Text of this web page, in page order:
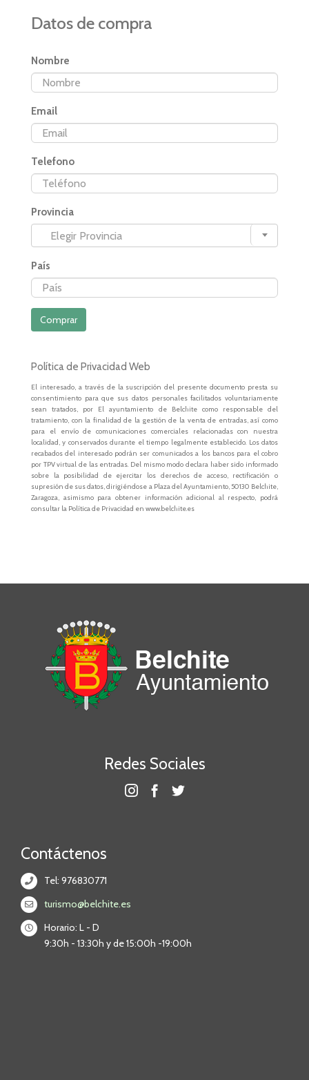
Datos de compra
Nombre
Email
Telefono
Provincia
Elegir Provincia
País
Comprar
Política de Privacidad Web
El interesado, a través de la suscripción del presente documento presta su
consentimiento para que sus datos personales facilitados voluntariamente
sean tratados, por El ayuntamiento de Belchite como responsable del
tratamiento, con la finalidad de la gestión de la venta de entradas, así como
para el envío de comunicaciones comerciales relacionadas con nuestra
localidad, y conservados durante el tiempo legalmente establecido. Los datos
recabados del interesado podrán ser comunicados a los bancos para el cobro
por TPV virtual de las entradas. Del mismo modo declara haber sido informado
sobre la posibilidad de ejercitar los derechos de acceso, rectificación o
supresión de sus datos, dirigiéndose a Plaza del Ayuntamiento, 50130 Belchite,
Zaragoza, asimismo para obtener información adicional al respecto, podrá
consultar la Política de Privacidad en www.belchite.es
Redes Sociales
Contáctenos
Tel: 976830771
turismo@belchite.es
Horario: L - D
9:30h - 13:30h y de 15:00h -19:00h